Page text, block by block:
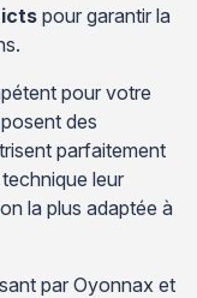
pour garantir la
pour votre
des
parfaitement
leur
la plus adaptée à
par Oyonnax et